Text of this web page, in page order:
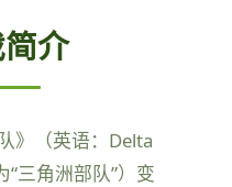
介
》（英语：Delta
三角洲部队”）变